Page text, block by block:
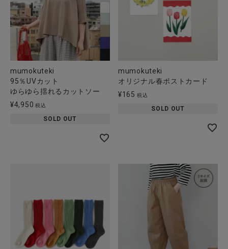
mumokuteki
95％UVカット
ゆらゆら揺れるカットソー
¥4,950 税込
SOLD OUT
mumokuteki
オリジナル春ポストカード
¥165 税込
SOLD OUT